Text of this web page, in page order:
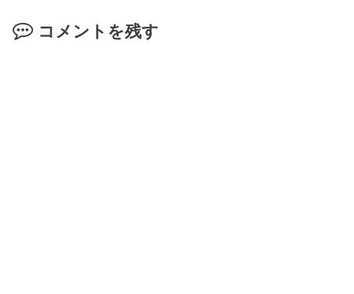
コメントを残す